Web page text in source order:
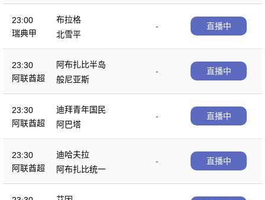
23:00
瑞典甲
布拉格
-
北雪平
直播中
23:30
阿联酋超
阿布扎比半岛
-
般尼亚斯
直播中
23:30
阿联酋超
迪拜青年国民
-
阿巴塔
直播中
23:30
阿联酋超
迪哈夫拉
-
阿布扎比统一
直播中